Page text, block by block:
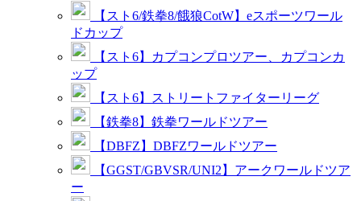
【スト6/鉄拳8/餓狼CotW】eスポーツワール
ドカップ
【スト6】カプコンプロツアー、カプコンカ
ップ
【スト6】ストリートファイターリーグ
【鉄拳8】鉄拳ワールドツアー
【DBFZ】DBFZワールドツアー
【GGST/GBVSR/UNI2】アークワールドツア
ー